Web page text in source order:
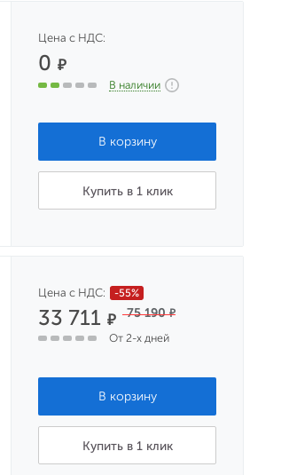
Цена с НДС:
0₽
В наличии
Купить в 1 клик
Цена с НДС: -55%
33 711₽ 75 190₽
От 2-х дней
Купить в 1 клик